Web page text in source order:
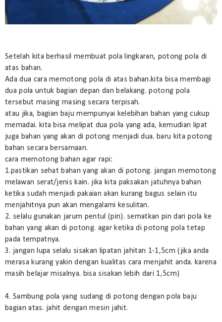
Setelah kita berhasil membuat pola lingkaran, potong pola di
atas bahan.
Ada dua cara memotong pola di atas bahan.kita bisa membagi
dua pola untuk bagian depan dan belakang. potong pola
tersebut masing masing secara terpisah.
atau jika, bagian baju mempunyai kelebihan bahan yang cukup
memadai. kita bisa melipat dua pola yang ada, kemudian lipat
juga bahan yang akan di potong menjadi dua. baru kita potong
bahan secara bersamaan.
cara memotong bahan agar rapi:
1.pastikan sehat bahan yang akan di potong. jangan memotong
melawan serat/jenis kain. jika kita paksakan jatuhnya bahan
ketika sudah menjadi pakaian akan kurang bagus selain itu
menjahitnya pun akan mengalami kesulitan.
2. selalu gunakan jarum pentul (pin). sematkan pin dari pola ke
bahan yang akan di potong. agar ketika di potong pola tetap
pada tempatnya.
3. jangan lupa selalu sisakan lipatan jahitan 1-1,5cm (jika anda
merasa kurang yakin dengan kualitas cara menjahit anda. karena
masih belajar misalnya. bisa sisakan lebih dari 1,5cm)
4. Sambung pola yang sudang di potong dengan pola baju
bagian atas. jahit dengan mesin jahit.